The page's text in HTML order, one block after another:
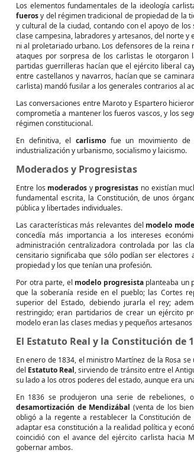
Los elementos fundamentales de la ideología
fuerosy del régimen tradicional de propiedad de la
y cultural de la ciudad, contando con el apoyo de
clase campesina, labradores y artesanos, del norte y
ni al proletariado urbano. Los defensores de la
ataques por sorpresa de los carlistas le
partidas guerrilleras hacían que el ejército liberal
entre castellanos y navarros, hacían que se
carlista) mandó fusilar a los generales contrarios al
Las conversaciones entre Maroto y Espartero
comprometía a mantener los fueros vascos, y los
régimen constitucional.
En definitiva, el carlismofue un movimiento de
industrialización y urbanismo, socialismo y laicismo.
Moderados y Progresistas
Entre los moderados y progresistas no existían
fundamental escrita, la Constitución, de unos
pública y libertades individuales.
Las características más relevantes del modelo
concedía más importancia a los intereses
administración centralizadora controlada por las
censitario significaba que sólo podían ser
propiedad y los que tenían una profesión.
Por otra parte, el modelo progresistaplanteaba un
que la soberanía reside en el pueblo; las Cortes
superior del Estado, debiendo jurarla el rey;
restringido; eran partidarios de crear un ejército
modelo eran las clases medias y pequeños
El Estatuto Real y la Constitución de
En enero de 1834, el ministro Martínez de la Rosa
del Estatuto Real, sirviendo de tránsito entre el
su lado a los otros poderes del estado, aunque era
En 1836 se produjeron una serie de rebeliones,
desamortización de Mendizábal (venta de los
obligó a la regente a restablecer la Constitución
adaptar esa constitución a la realidad política y
coincidió con el avance del ejército carlista hacia
gobernar ambos.